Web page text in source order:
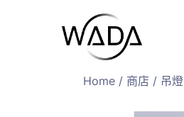
緯達燈飾
緯達燈飾企業行
Home / 商店 / 吊燈